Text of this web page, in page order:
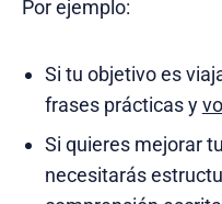
Por ejemplo:
Si tu objetivo es
frases prácticas y
Si quieres mejorar
necesitarás